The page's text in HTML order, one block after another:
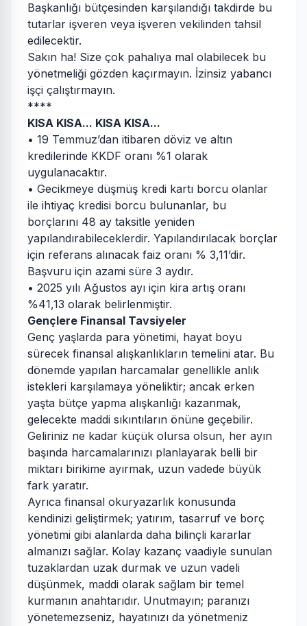
Başkanlığı bütçesinden karşılandığı takdirde bu
tutarlar işveren veya işveren vekilinden tahsil
edilecektir.
Sakın ha! Size çok pahalıya mal olabilecek bu
yönetmeliği gözden kaçırmayın. İzinsiz yabancı
işçi çalıştırmayın.
****
KISA KISA... KISA KISA...
• 19 Temmuz’dan itibaren döviz ve altın
kredilerinde KKDF oranı %1 olarak
uygulanacaktır.
• Gecikmeye düşmüş kredi kartı borcu olanlar
ile ihtiyaç kredisi borcu bulunanlar, bu
borçlarını 48 ay taksitle yeniden
yapılandırabileceklerdir. Yapılandırılacak borçlar
için referans alınacak faiz oranı % 3,11’dir.
Başvuru için azami süre 3 aydır.
• 2025 yılı Ağustos ayı için kira artış oranı
%41,13 olarak belirlenmiştir.
Gençlere Finansal Tavsiyeler
Genç yaşlarda para yönetimi, hayat boyu
sürecek finansal alışkanlıkların temelini atar. Bu
dönemde yapılan harcamalar genellikle anlık
istekleri karşılamaya yöneliktir; ancak erken
yaşta bütçe yapma alışkanlığı kazanmak,
gelecekte maddi sıkıntıların önüne geçebilir.
Geliriniz ne kadar küçük olursa olsun, her ayın
başında harcamalarınızı planlayarak belli bir
miktarı birikime ayırmak, uzun vadede büyük
fark yaratır.
Ayrıca finansal okuryazarlık konusunda
kendinizi geliştirmek; yatırım, tasarruf ve borç
yönetimi gibi alanlarda daha bilinçli kararlar
almanızı sağlar. Kolay kazanç vaadiyle sunulan
tuzaklardan uzak durmak ve uzun vadeli
düşünmek, maddi olarak sağlam bir temel
kurmanın anahtarıdır. Unutmayın; paranızı
yönetemezseniz, hayatınızı da yönetmeniz